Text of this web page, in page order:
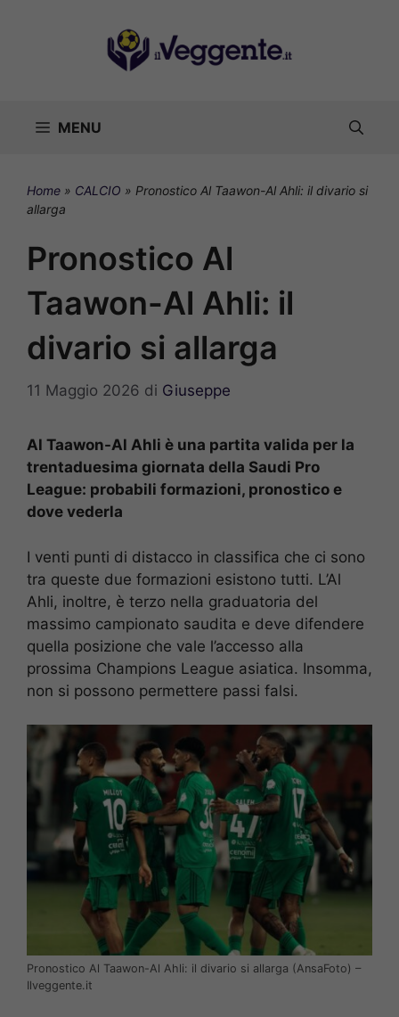
MENU
Home » CALCIO » Pronostico Al Taawon-Al Ahli: il divario si
allarga
Pronostico Al
Taawon-Al Ahli: il
divario si allarga
11 Maggio 2026 di Giuseppe
Al Taawon-Al Ahli è una partita valida per la
trentaduesima giornata della Saudi Pro
League: probabili formazioni, pronostico e
dove vederla
I venti punti di distacco in classifica che ci sono
tra queste due formazioni esistono tutti. L’Al
Ahli, inoltre, è terzo nella graduatoria del
massimo campionato saudita e deve difendere
quella posizione che vale l’accesso alla
prossima Champions League asiatica. Insomma,
non si possono permettere passi falsi.
Pronostico Al Taawon-Al Ahli: il divario si allarga (AnsaFoto) –
Ilveggente.it